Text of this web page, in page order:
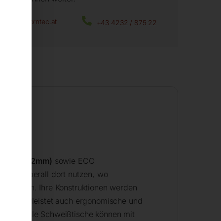
office@horntec.at +43 4232 / 875 22
12mm) sowie ECO
sie überall dort nutzen, wo
nutzen. Ihre Konstruktionen werden
auch ergonomische und
Alle Schweißtische können mit